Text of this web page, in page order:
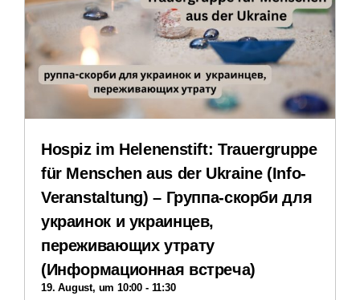
Veranstaltungen
Impressum
Datenschutzerklärung
Hospiz im Helenenstift: Trauergruppe
für Menschen aus der Ukraine (Info-
Veranstaltung) – Группа-скорби для
украинок и украинцев,
переживающих утрату
(Информационная встреча)
19. August, um 10:00 - 11:30